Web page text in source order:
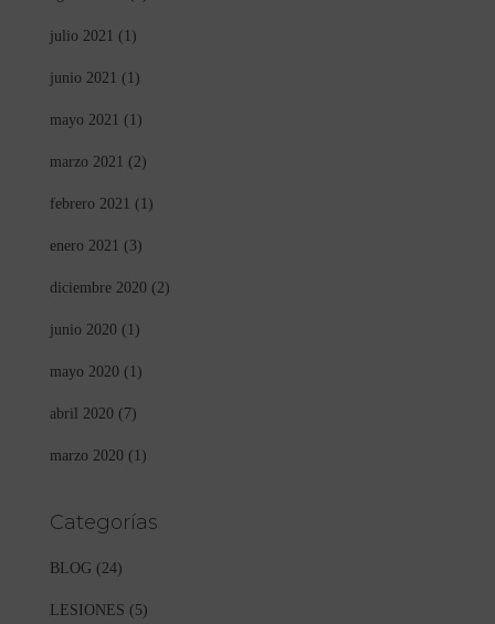
julio 2021 (1)
junio 2021 (1)
mayo 2021 (1)
marzo 2021 (2)
febrero 2021 (1)
enero 2021 (3)
diciembre 2020 (2)
junio 2020 (1)
mayo 2020 (1)
abril 2020 (7)
marzo 2020 (1)
Categorías
BLOG (24)
LESIONES (5)